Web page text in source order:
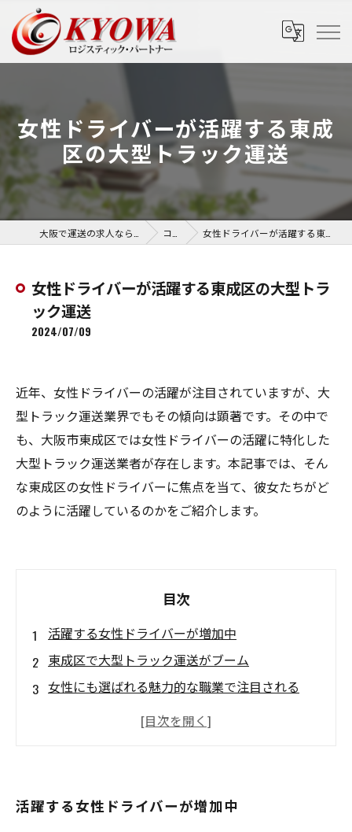
女性ドライバーが活躍する東成
区の大型トラック運送
コラム 女性ドライバーが活躍する東成区の大型トラック運送
女性ドライバーが活躍する東成区の大型トラ
ック運送
2024/07/09
近年、女性ドライバーの活躍が注目されていますが、大
型トラック運送業界でもその傾向は顕著です。その中で
も、大阪市東成区では女性ドライバーの活躍に特化した
大型トラック運送業者が存在します。本記事では、そん
な東成区の女性ドライバーに焦点を当て、彼女たちがど
のように活躍しているのかをご紹介します。
目次
活躍する女性ドライバーが増加中
東成区で大型トラック運送がブーム
女性にも選ばれる魅力的な職業で注目される
大型トラック運送業界の男女格差が縮まりつつ
活躍する女性ドライバーが増加中